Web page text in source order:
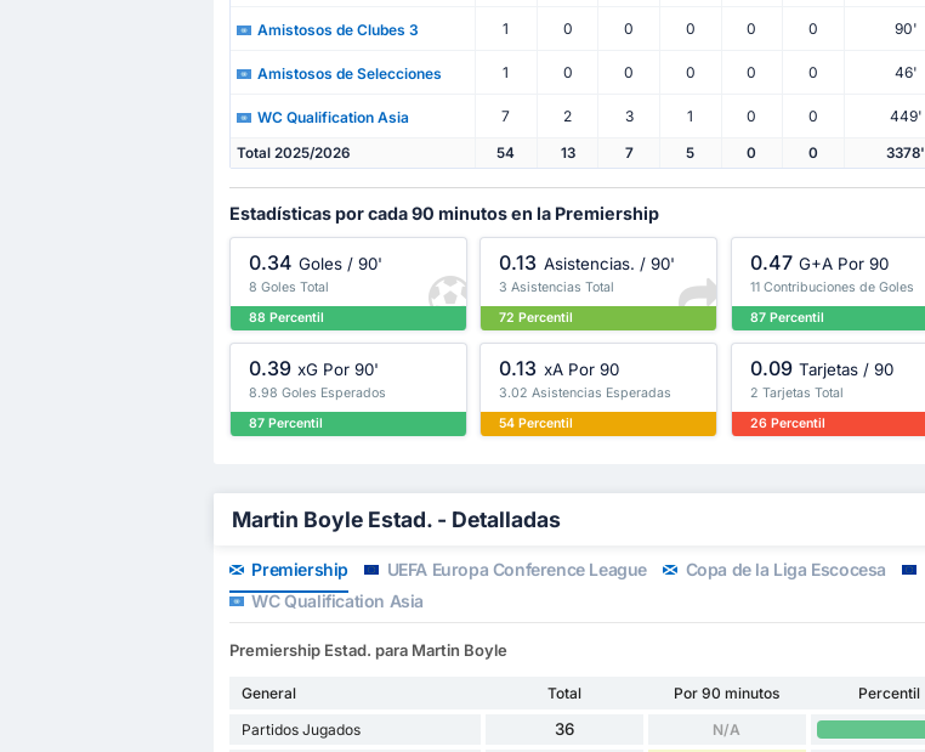
Amistosos de Clubes 3 1 0 0 0 0 0 90'
Amistosos de Selecciones 1 0 0 0 0 0 46'
WC Qualification Asia 7 2 3 1 0 0 449'
Total 2025/2026 54 13 7 5 0 0 3378'
Estadísticas por cada 90 minutos en la Premiership
0.34 Goles / 90'
8 Goles Total
88 Percentil
0.13 Asistencias. / 90'
3 Asistencias Total
72 Percentil
0.47 G+A Por 90
11 Contribuciones de Goles
87 Percentil
0.39 xG Por 90'
8.98 Goles Esperados
87 Percentil
0.13 xA Por 90
3.02 Asistencias Esperadas
54 Percentil
0.09 Tarjetas / 90
2 Tarjetas Total
26 Percentil
Martin Boyle Estad. - Detalladas
Premiership UEFA Europa Conference League Copa de la Liga Escocesa
WC Qualification Asia
Premiership Estad. para Martin Boyle
General Total Por 90 minutos
Percentil
Partidos Jugados
36 N/A